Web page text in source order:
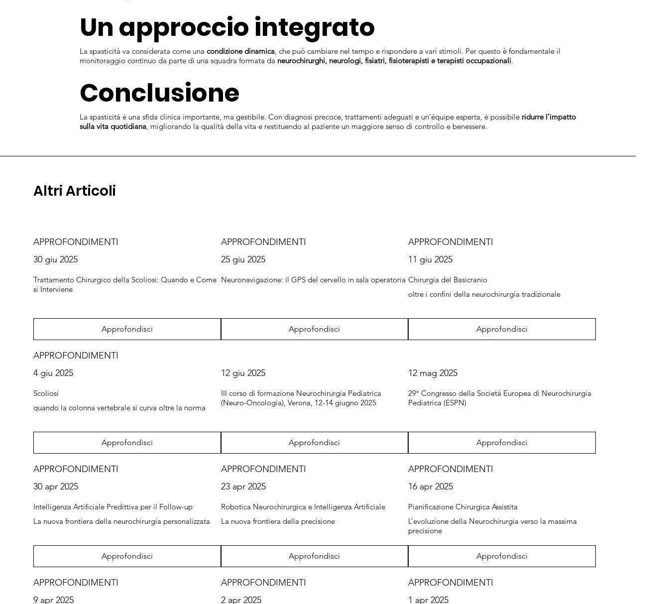
Un approccio integrato
La spasticità va considerata come una condizione dinamica, che può cambiare nel tempo e rispondere a vari stimoli. Per questo è fondamentale il
monitoraggio continuo da parte di una squadra formata da neurochirurghi, neurologi, fisiatri, fisioterapisti e terapisti occupazionali.
Conclusione
La spasticità è una sfida clinica importante, ma gestibile. Con diagnosi precoce, trattamenti adeguati e un’équipe esperta, è possibile ridurre l’impatto
sulla vita quotidiana, migliorando la qualità della vita e restituendo al paziente un maggiore senso di controllo e benessere.
Trattamento Chirurgico della Scoliosi: Quando e Come
si Interviene
APPROFONDIMENTI
30 giu 2025
Approfondisci
Neuronavigazione: il GPS del cervello in sala operatoria
APPROFONDIMENTI
25 giu 2025
Approfondisci
Chirurgia del Basicranio
oltre i confini della neurochirurgia tradizionale
APPROFONDIMENTI
11 giu 2025
Approfondisci
Scoliosi
quando la colonna vertebrale si curva oltre la norma
APPROFONDIMENTI
4 giu 2025
Approfondisci
III corso di formazione Neurochirurgia Pediatrica
(Neuro-Oncologia), Verona, 12-14 giugno 2025
12 giu 2025
Approfondisci
29° Congresso della Società Europea di Neurochirurgia
Pediatrica (ESPN)
12 mag 2025
Approfondisci
Intelligenza Artificiale Predittiva per il Follow-up
La nuova frontiera della neurochirurgia personalizzata
APPROFONDIMENTI
30 apr 2025
Approfondisci
Robotica Neurochirurgica e Intelligenza Artificiale
La nuova frontiera della precisione
APPROFONDIMENTI
23 apr 2025
Approfondisci
Pianificazione Chirurgica Assistita
L’evoluzione della Neurochirurgia verso la massima
precisione
APPROFONDIMENTI
16 apr 2025
Approfondisci
APPROFONDIMENTI
9 apr 2025
APPROFONDIMENTI
2 apr 2025
APPROFONDIMENTI
1 apr 2025
Altri Articoli